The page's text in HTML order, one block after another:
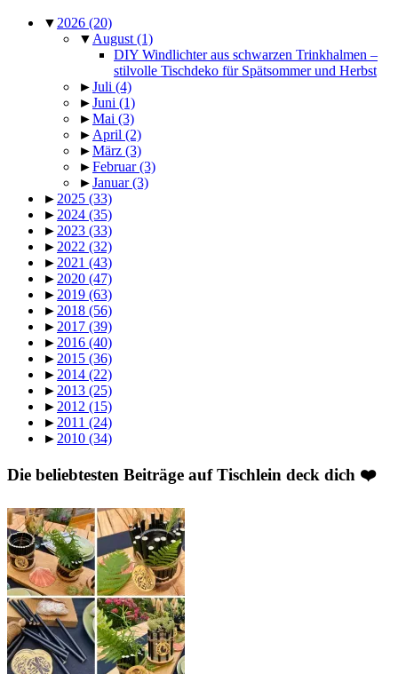
▼ 2026 (20)
▼ August (1)
DIY Windlichter aus schwarzen Trinkhalmen –
stilvolle Tischdeko für Spätsommer und Herbst
►Juli (4)
►Juni (1)
►Mai (3)
► April (2)
►März (3)
►Februar(3)
►Januar(3)
► 2025 (33)
► 2024 (35)
► 2023 (33)
► 2022 (32)
► 2021 (43)
► 2020 (47)
► 2019 (63)
► 2018 (56)
► 2017 (39)
► 2016 (40)
► 2015 (36)
► 2014 (22)
► 2013 (25)
► 2012 (15)
► 2011 (24)
► 2010 (34)
Die beliebtesten Beiträge auf Tischlein deck dich ❤️